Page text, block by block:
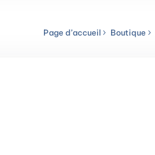
Page d’accueil Boutique